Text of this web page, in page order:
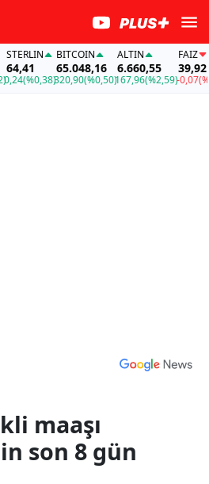
(%0,38)
BITCOIN
65.048,16
320,90(%0,50)
ALTIN
6.660,55
167,96(%2,59)
FAİZ
39,92
-0,07(%-
maaşı
son 8 gün